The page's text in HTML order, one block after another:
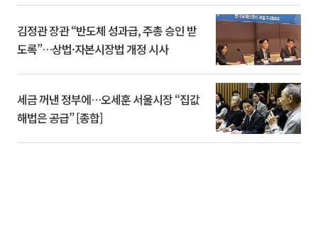
김정관 장관 “반도체 성과급, 주총 승인 받
도록”…상법·자본시장법 개정 시사
세금 꺼낸 정부에…오세훈 서울시장 “집값
해법은 공급” [종합]